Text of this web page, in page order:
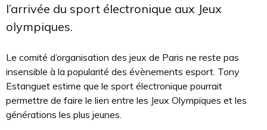
l’arrivée du sport électronique aux Jeux
olympiques.
Le comité d’organisation des jeux de Paris ne reste pas
insensible à la popularité des évènements esport. Tony
Estanguet estime que le sport électronique pourrait
permettre de faire le lien entre les Jeux Olympiques et les
générations les plus jeunes.